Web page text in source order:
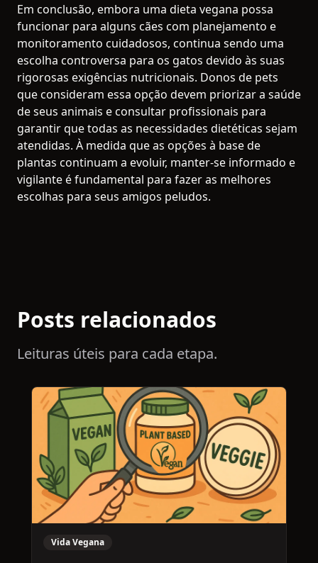
Em conclusão, embora uma dieta vegana possa
funcionar para alguns cães com planejamento e
monitoramento cuidadosos, continua sendo uma
escolha controversa para os gatos devido às suas
rigorosas exigências nutricionais. Donos de pets
que consideram essa opção devem priorizar a saúde
de seus animais e consultar profissionais para
garantir que todas as necessidades dietéticas sejam
atendidas. À medida que as opções à base de
plantas continuam a evoluir, manter-se informado e
vigilante é fundamental para fazer as melhores
escolhas para seus amigos peludos.
Posts relacionados
Leituras úteis para cada etapa.
Vida Vegana